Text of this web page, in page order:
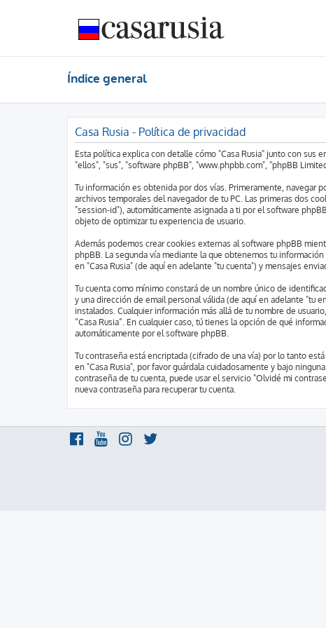
Índice general
Casa Rusia - Política de privacidad
Esta política explica con detalle cómo "Casa Rusia" junto con sus
"ellos", "sus", "software phpBB", "www.phpbb.com", "phpBB
Tu información es obtenida por dos vías. Primeramente, navegar
archivos temporales del navegador de tu PC. Las primeras dos
"session-id"), automáticamente asignada a ti por el software
objeto de optimizar tu experiencia de usuario.
Además podemos crear cookies externas al software phpBB
phpBB. La segunda vía mediante la que obtenemos tu
en "Casa Rusia" (de aquí en adelante "tu cuenta") y mensajes
Tu cuenta como mínimo constará de un nombre único de
y una dirección de email personal válida (de aquí en adelante "tu
instalados. Cualquier información más allá de tu nombre de
“Casa Rusia”. En cualquier caso, tú tienes la opción de qué
automáticamente por el software phpBB.
Tu contraseña está encriptada (cifrado de una vía) por lo tanto
en "Casa Rusia", por favor guárdala cuidadosamente y bajo
contraseña de tu cuenta, puede usar el servicio "Olvidé mi
nueva contraseña para recuperar tu cuenta.